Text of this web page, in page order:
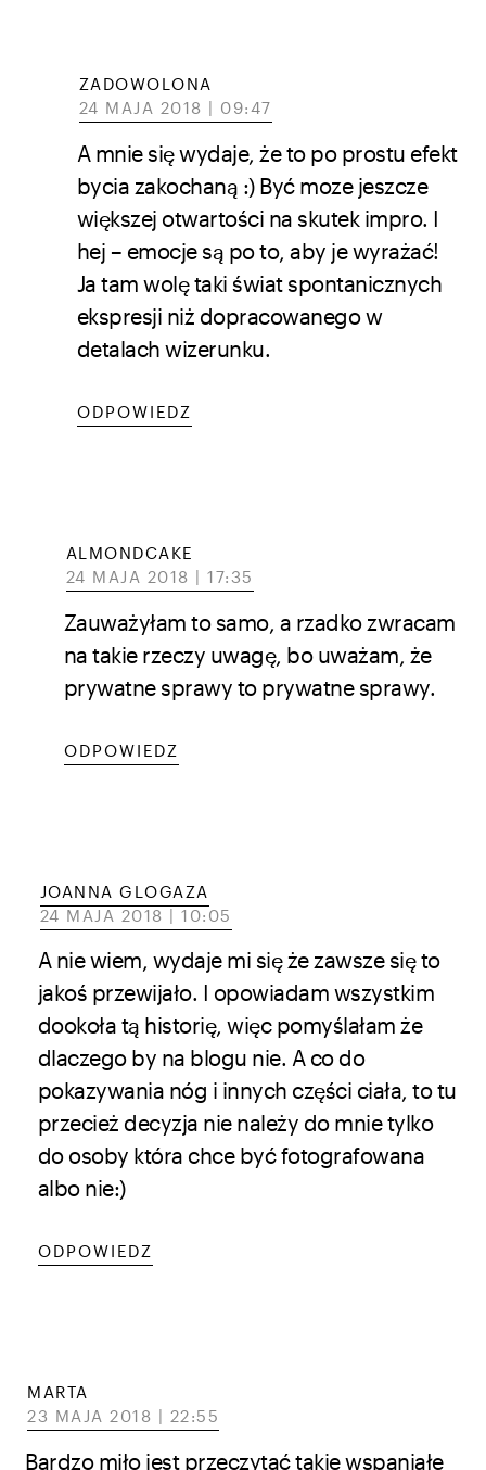
ZADOWOLONA
24 MAJA 2018 | 09:47
A mnie się wydaje, że to po prostu efekt
bycia zakochaną :) Być moze jeszcze
większej otwartości na skutek impro. I
hej – emocje są po to, aby je wyrażać!
Ja tam wolę taki świat spontanicznych
ekspresji niż dopracowanego w
detalach wizerunku.
ODPOWIEDZ
ALMONDCAKE
24 MAJA 2018 | 17:35
Zauważyłam to samo, a rzadko zwracam
na takie rzeczy uwagę, bo uważam, że
prywatne sprawy to prywatne sprawy.
ODPOWIEDZ
JOANNA GLOGAZA
24 MAJA 2018 | 10:05
A nie wiem, wydaje mi się że zawsze się to
jakoś przewijało. I opowiadam wszystkim
dookoła tą historię, więc pomyślałam że
dlaczego by na blogu nie. A co do
pokazywania nóg i innych części ciała, to tu
przecież decyzja nie należy do mnie tylko
do osoby która chce być fotografowana
albo nie:)
ODPOWIEDZ
MARTA
23 MAJA 2018 | 22:55
Bardzo miło jest przeczytać takie wspaniałe